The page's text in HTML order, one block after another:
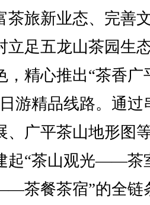
旅新业态、完善
立足五龙山茶园生
，精心推出“茶香广
游精品线路。通过
、广平茶山地形图
起“茶山观光——茶
茶餐茶宿”的全链